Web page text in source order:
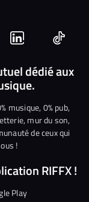
Nous
rejoindre
sur
Linkedin
Nous
dédié aux
musique, 0% pub,
mur du son,
de ceux qui
!
RIFFX !
Play